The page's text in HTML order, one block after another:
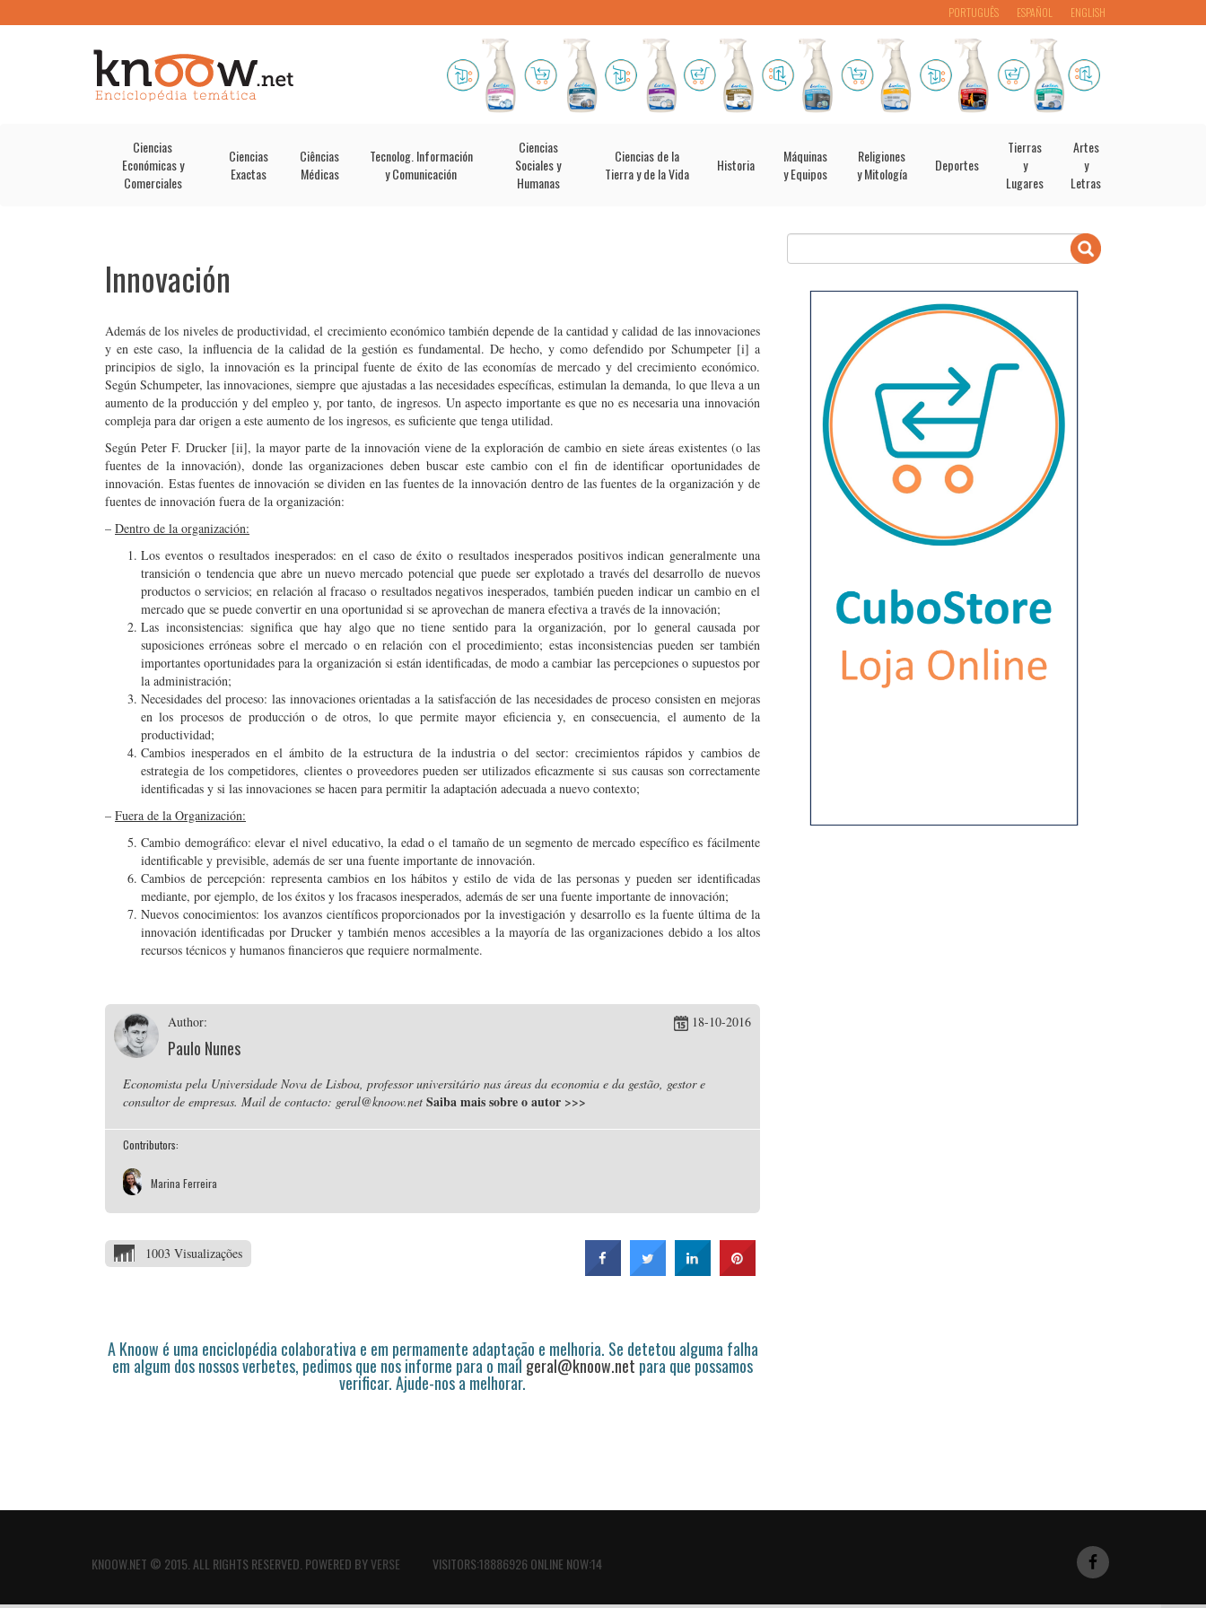
PORTUGUÊS ESPAÑOL ENGLISH
Ciencias
Económicas y
Comerciales
Ciencias
Exactas
Ciências
Médicas
Tecnolog. Información
y Comunicación
Ciencias
Sociales y
Humanas
Ciencias de la
Tierra y de la Vida
Historia
Máquinas
y Equipos
Religiones
y Mitología
Deportes
Tierras
y
Lugares
Artes
y
Letras
Innovación
Además de los niveles de productividad, el crecimiento económico también depende de la cantidad y calidad de las innovaciones
y en este caso, la influencia de la calidad de la gestión es fundamental. De hecho, y como defendido por Schumpeter [i] a
principios de siglo, la innovación es la principal fuente de éxito de las economías de mercado y del crecimiento económico.
Según Schumpeter, las innovaciones, siempre que ajustadas a las necesidades específicas, estimulan la demanda, lo que lleva a un
aumento de la producción y del empleo y, por tanto, de ingresos. Un aspecto importante es que no es necesaria una innovación
compleja para dar origen a este aumento de los ingresos, es suficiente que tenga utilidad.
Según Peter F. Drucker [ii], la mayor parte de la innovación viene de la exploración de cambio en siete áreas existentes (o las
fuentes de la innovación), donde las organizaciones deben buscar este cambio con el fin de identificar oportunidades de
innovación. Estas fuentes de innovación se dividen en las fuentes de la innovación dentro de las fuentes de la organización y de
fuentes de innovación fuera de la organización:
– Dentro de la organización:
Los eventos o resultados inesperados: en el caso de éxito o resultados inesperados positivos indican generalmente una
transición o tendencia que abre un nuevo mercado potencial que puede ser explotado a través del desarrollo de nuevos
productos o servicios; en relación al fracaso o resultados negativos inesperados, también pueden indicar un cambio en el
mercado que se puede convertir en una oportunidad si se aprovechan de manera efectiva a través de la innovación;
Las inconsistencias: significa que hay algo que no tiene sentido para la organización, por lo general causada por
suposiciones erróneas sobre el mercado o en relación con el procedimiento; estas inconsistencias pueden ser también
importantes oportunidades para la organización si están identificadas, de modo a cambiar las percepciones o supuestos por
la administración;
Necesidades del proceso: las innovaciones orientadas a la satisfacción de las necesidades de proceso consisten en mejoras
en los procesos de producción o de otros, lo que permite mayor eficiencia y, en consecuencia, el aumento de la
productividad;
Cambios inesperados en el ámbito de la estructura de la industria o del sector: crecimientos rápidos y cambios de
estrategia de los competidores, clientes o proveedores pueden ser utilizados eficazmente si sus causas son correctamente
identificadas y si las innovaciones se hacen para permitir la adaptación adecuada a nuevo contexto;
– Fuera de la Organización:
Cambio demográfico: elevar el nivel educativo, la edad o el tamaño de un segmento de mercado específico es fácilmente
identificable y previsible, además de ser una fuente importante de innovación.
Cambios de percepción: representa cambios en los hábitos y estilo de vida de las personas y pueden ser identificadas
mediante, por ejemplo, de los éxitos y los fracasos inesperados, además de ser una fuente importante de innovación;
Nuevos conocimientos: los avanzos científicos proporcionados por la investigación y desarrollo es la fuente última de la
innovación identificadas por Drucker y también menos accesibles a la mayoría de las organizaciones debido a los altos
recursos técnicos y humanos financieros que requiere normalmente.
Author:
Paulo Nunes
18-10-2016
Economista pela Universidade Nova de Lisboa, professor universitário nas áreas da economia e da gestão, gestor e
consultor de empresas. Mail de contacto: geral@knoow.net Saiba mais sobre o autor >>>
Contributors:
Marina Ferreira
1003 Visualizações
A Knoow é uma enciclopédia colaborativa e em permamente adaptação e melhoria. Se detetou alguma falha
em algum dos nossos verbetes, pedimos que nos informe para o mail geral@knoow.net para que possamos
verificar. Ajude-nos a melhorar.
KNOOW.NET © 2015. ALL RIGHTS RESERVED. POWERED BYVERSE VISITORS:18886926 ONLINE NOW:14